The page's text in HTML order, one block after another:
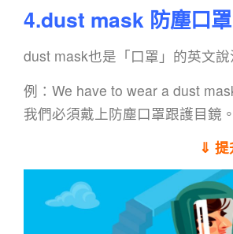
4.dust mask 防塵口罩
dust mask也是「口罩」的英文
例：We have to wear a dust
我們必須戴上防塵口罩跟護目鏡。
⇓ 提